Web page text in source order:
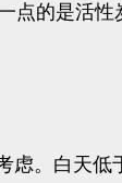
的是活性
。白天低